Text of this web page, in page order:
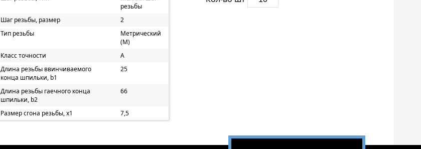
резьбы
Шаг резьбы, размер
2
Тип резьбы
Метрический
(M)
Класс точности
A
Длина резьбы ввинчиваемого
конца шпильки, b1
25
Длина резьбы гаечного конца
шпильки, b2
66
Размер сгона резьбы, х1 7,5